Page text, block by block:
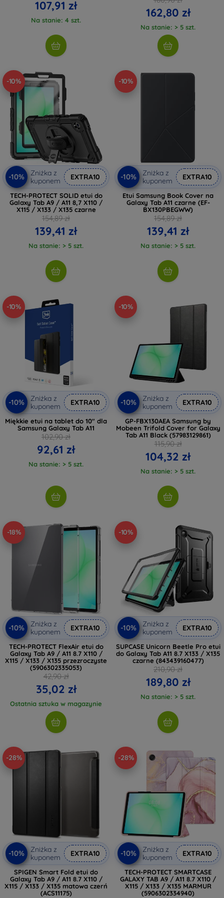
107,91 zł
Na stanie: 4 szt.
162,80 zł
Na stanie: > 5 szt.
-10%
-10%
Zniżka z
kuponem
EXTRA10
TECH-PROTECT SOLID etui do
Galaxy Tab A9 / A11 8,7 X110 /
X115 / X133 / X135 czarne
154,89 zł
139,41 zł
Na stanie: > 5 szt.
-10%
-10%
Zniżka z
kuponem
EXTRA10
Etui Samsung Book Cover na
Galaxy Tab A11 czarne (EF-
BX130PBEGWW)
154,89 zł
139,41 zł
Na stanie: > 5 szt.
-10%
-10%
Zniżka z
kuponem
EXTRA10
Miękkie etui na tablet do 10" dla
Samsung Galaxy Tab A11
102,90 zł
92,61 zł
Na stanie: > 5 szt.
-10%
-10%
Zniżka z
kuponem
EXTRA10
GP-FBX130AEA Samsung by
Mobeen Trifold Cover for Galaxy
Tab A11 Black (57983129861)
115,90 zł
104,32 zł
Na stanie: > 5 szt.
-18%
-10%
Zniżka z
kuponem
EXTRA10
TECH-PROTECT FlexAir etui do
Galaxy Tab A9 / A11 8.7 X110 /
X115 / X133 / X135 przezroczyste
(5906302335053)
42,90 zł
35,02 zł
Ostatnia sztuka w magazynie
-10%
-10%
Zniżka z
kuponem
EXTRA10
SUPCASE Unicorn Beetle Pro etui
do Galaxy Tab A11 8.7 X133 / X135
czarne (843439160477)
210,90 zł
189,80 zł
Na stanie: > 5 szt.
-28%
-10%
Zniżka z
kuponem
EXTRA10
SPIGEN Smart Fold etui do
Galaxy Tab A9 / A11 8.7 X110 /
X115 / X133 / X135 matowa czerń
(ACS11175)
-28%
-10%
Zniżka z
kuponem
EXTRA10
TECH-PROTECT SMARTCASE
GALAXY TAB A9 / A11 8.7 X110 /
X115 / X133 / X135 MARMUR
(5906302334940)